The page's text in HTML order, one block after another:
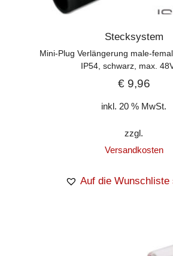
Stecksystem
Mini-Plug Verlängerung male-
IP54, schwarz, max.
€9,96
inkl. 20 % MwSt.
zzgl.
Versandkosten
Auf die Wunschliste